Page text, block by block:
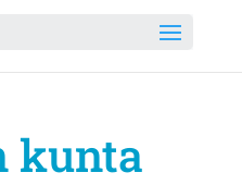
kunta